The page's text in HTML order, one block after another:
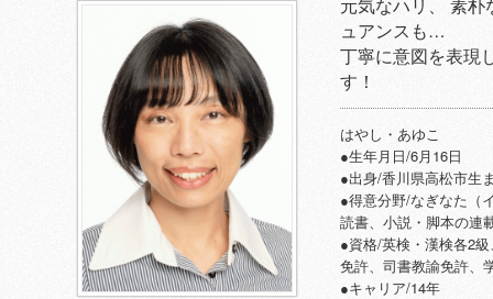
ュアンスも…
丁寧に意図を表現
す！
はやし・あゆこ
●生年月日/6月16日
●出身/香川県高松市生
●得意分野/なぎなた（
読書、小説・脚本の連
●資格/英検・漢検各2
免許、司書教諭免許、
●キャリア/14年